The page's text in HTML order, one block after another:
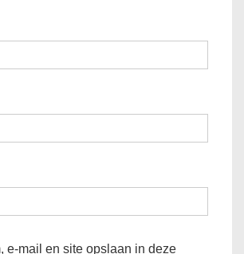
e-mail en site opslaan in deze